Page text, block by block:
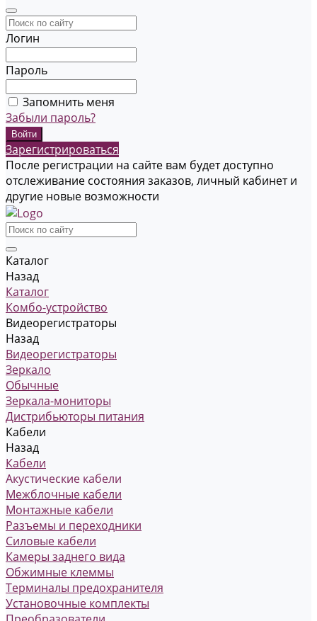
Логин
Пароль
Запомнить меня
Забыли пароль?
Зарегистрироваться
После регистрации на сайте вам будет доступно
отслеживание состояния заказов, личный кабинет и
другие новые возможности
Каталог
Назад
Каталог
Комбо-устройство
Видеорегистраторы
Назад
Видеорегистраторы
Зеркало
Обычные
Зеркала-мониторы
Дистрибьюторы питания
Кабели
Назад
Кабели
Акустические кабели
Межблочные кабели
Монтажные кабели
Разъемы и переходники
Силовые кабели
Камеры заднего вида
Обжимные клеммы
Терминалы предохранителя
Установочные комплекты